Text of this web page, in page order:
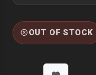
OUT OF STOCK